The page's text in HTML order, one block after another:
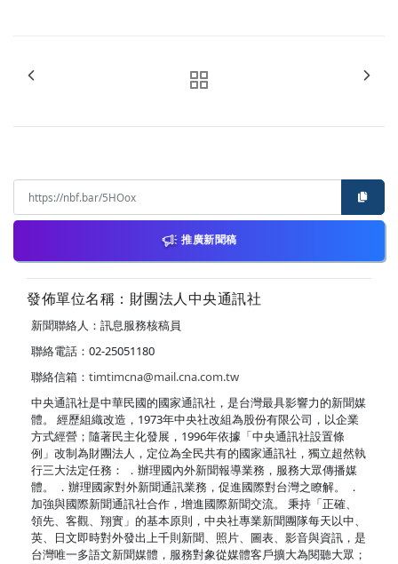
推廣新聞稿
發佈單位名稱：財團法人中央通訊社
新聞聯絡人：訊息服務核稿員
聯絡電話：02-25051180
聯絡信箱： timtimcna@mail.cna.com.tw
中央通訊社是中華民國的國家通訊社，是台灣最具影響力的新聞媒
體。 經歷組織改造，1973年中央社改組為股份有限公司，以企業
方式經營；隨著民主化發展，1996年依據「中央通訊社設置條
例」改制為財團法人，定位為全民共有的國家通訊社，獨立超然執
行三大法定任務： ．辦理國內外新聞報導業務，服務大眾傳播媒
體。 ．辦理國家對外新聞通訊業務，促進國際對台灣之瞭解。 ．
加強與國際新聞通訊社合作，增進國際新聞交流。 秉持「正確、
領先、客觀、翔實」的基本原則，中央社專業新聞團隊每天以中、
英、日文即時對外發出上千則新聞、照片、圖表、影音與資訊，是
台灣唯一多語文新聞媒體，服務對象從媒體客戶擴大為閱聽大眾；